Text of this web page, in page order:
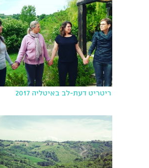
ריטריט דעת-לב באיטליה 2017